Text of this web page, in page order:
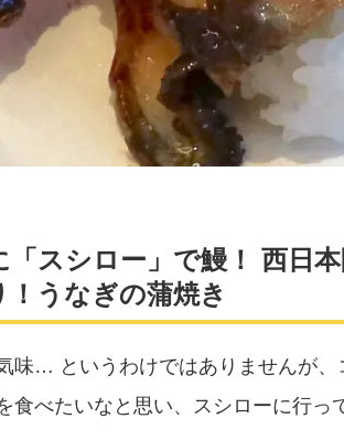
「スシロー」で鰻！ 西日
！うなぎの蒲焼き
味… というわけではありませんが、
食べたいなと思い、スシローに行っ